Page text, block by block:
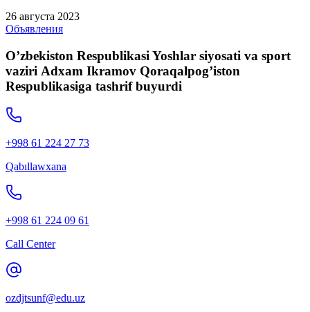
26 августа 2023
Объявления
Oʼzbekiston Respublikasi Yoshlar siyosati va sport
vaziri Аdxam Ikramov Qoraqalpogʼiston
Respublikasiga tashrif buyurdi
+998 61 224 27 73
Qabıllawxana
+998 61 224 09 61
Call Center
ozdjtsunf@edu.uz